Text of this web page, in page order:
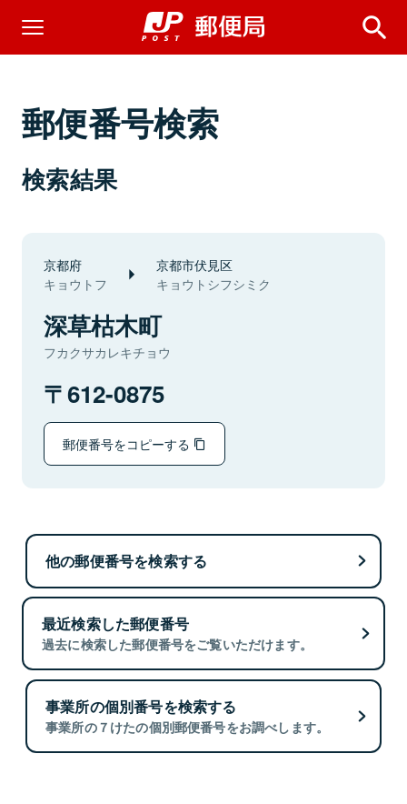
郵便番号検索
検索結果
京都府
キョウトフ
京都市伏見区
キョウトシフシミク
深草枯木町
フカクサカレキチョウ
612-0875
郵便番号をコピーする
他の郵便番号を検索する
最近検索した郵便番号
過去に検索した郵便番号をご覧いただけます。
事業所の個別番号を検索する
事業所の７けたの個別郵便番号をお調べします。